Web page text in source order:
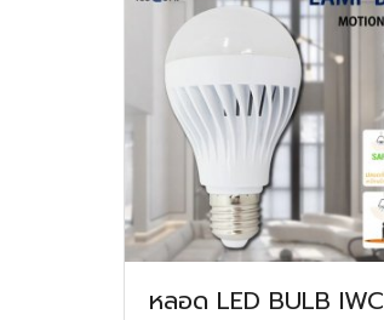
หลอด LED BULB IWC